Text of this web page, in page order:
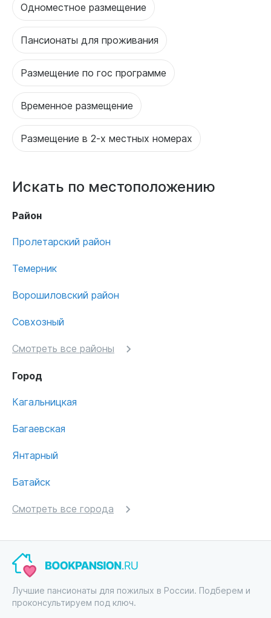
Одноместное размещение
Пансионаты для проживания
Размещение по гос программе
Временное размещение
Размещение в 2-х местных номерах
Искать по местоположению
Район
Пролетарский район
Темерник
Ворошиловский район
Совхозный
Смотреть все районы
Город
Кагальницкая
Багаевская
Янтарный
Батайск
Смотреть все города
Лучшие пансионаты для пожилых в России. Подберем и
проконсультируем под ключ.